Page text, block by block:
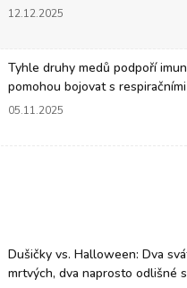
12.12.2025
Tyhle druhy medů podpoří
pomohou bojovat s respiračními
05.11.2025
Dušičky vs. Halloween: Dva
mrtvých, dva naprosto odlišné s